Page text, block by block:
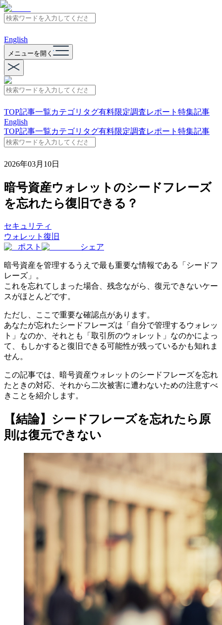
English
メニューを開く
TOP記事一覧カテゴリ タグ有料限定調査レポート 特集記事
English
TOP記事一覧カテゴリ タグ有料限定調査レポート 特集記事
2026年03月10日
暗号資産ウォレットのシードフレーズ
を忘れたら復旧できる？
セキュリティ
ウォレット 復旧
ポスト
シェア
暗号資産を管理するうえで最も重要な情報である「シードフ
レーズ」。
これを忘れてしまった場合、残念ながら、復元できないケー
スがほとんどです。
ただし、ここで重要な確認点があります。
あなたが忘れたシードフレーズは「自分で管理するウォレッ
ト」なのか、それとも「取引所のウォレット」なのかによっ
て、もしかすると復旧できる可能性が残っているかも知れま
せん。
この記事では、暗号資産ウォレットのシードフレーズを忘れ
たときの対応、それから二次被害に遭わないための注意すべ
きことを紹介します。
【結論】シードフレーズを忘れたら原
則は復元できない